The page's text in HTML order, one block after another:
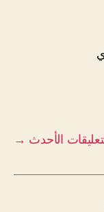
الأحدث →